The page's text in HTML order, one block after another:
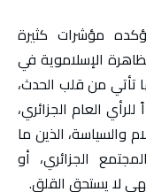
مؤشرات كثيرة
الإسلاموية في
تأتي من قلب الحدث،
العام الجزائري،
والسياسة، الذين ما
الجزائري، أو
لا يستحق القلق.